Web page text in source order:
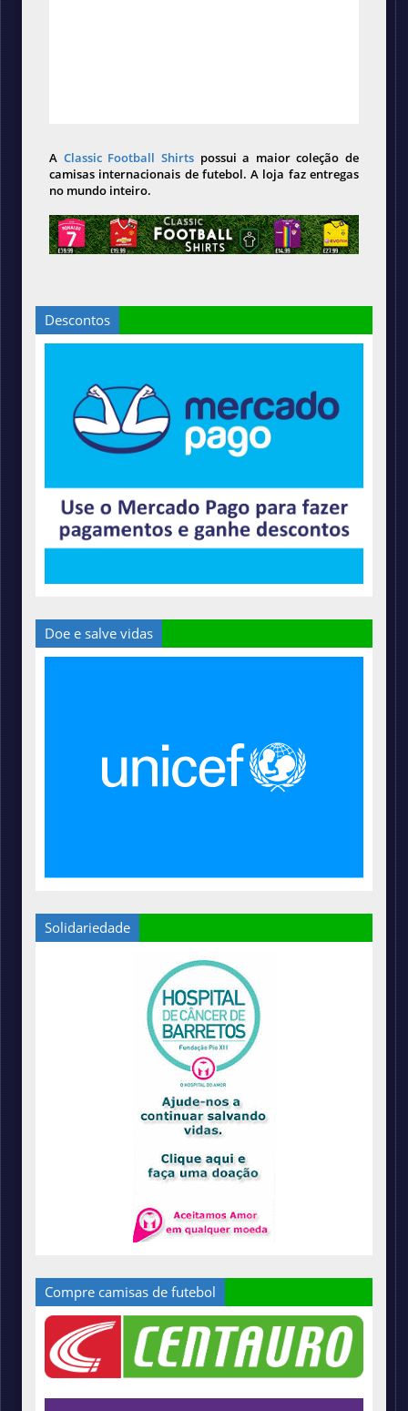
A Classic Football Shirts possui a maior coleção de
camisas internacionais de futebol. A loja faz entregas
no mundo inteiro.
Descontos
Doe e salve vidas
Solidariedade
Compre camisas de futebol